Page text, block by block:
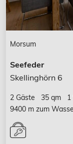
Morsum
Seefeder
Skellinghörn 6
2 Gäste 35 qm 1
9400 m zum